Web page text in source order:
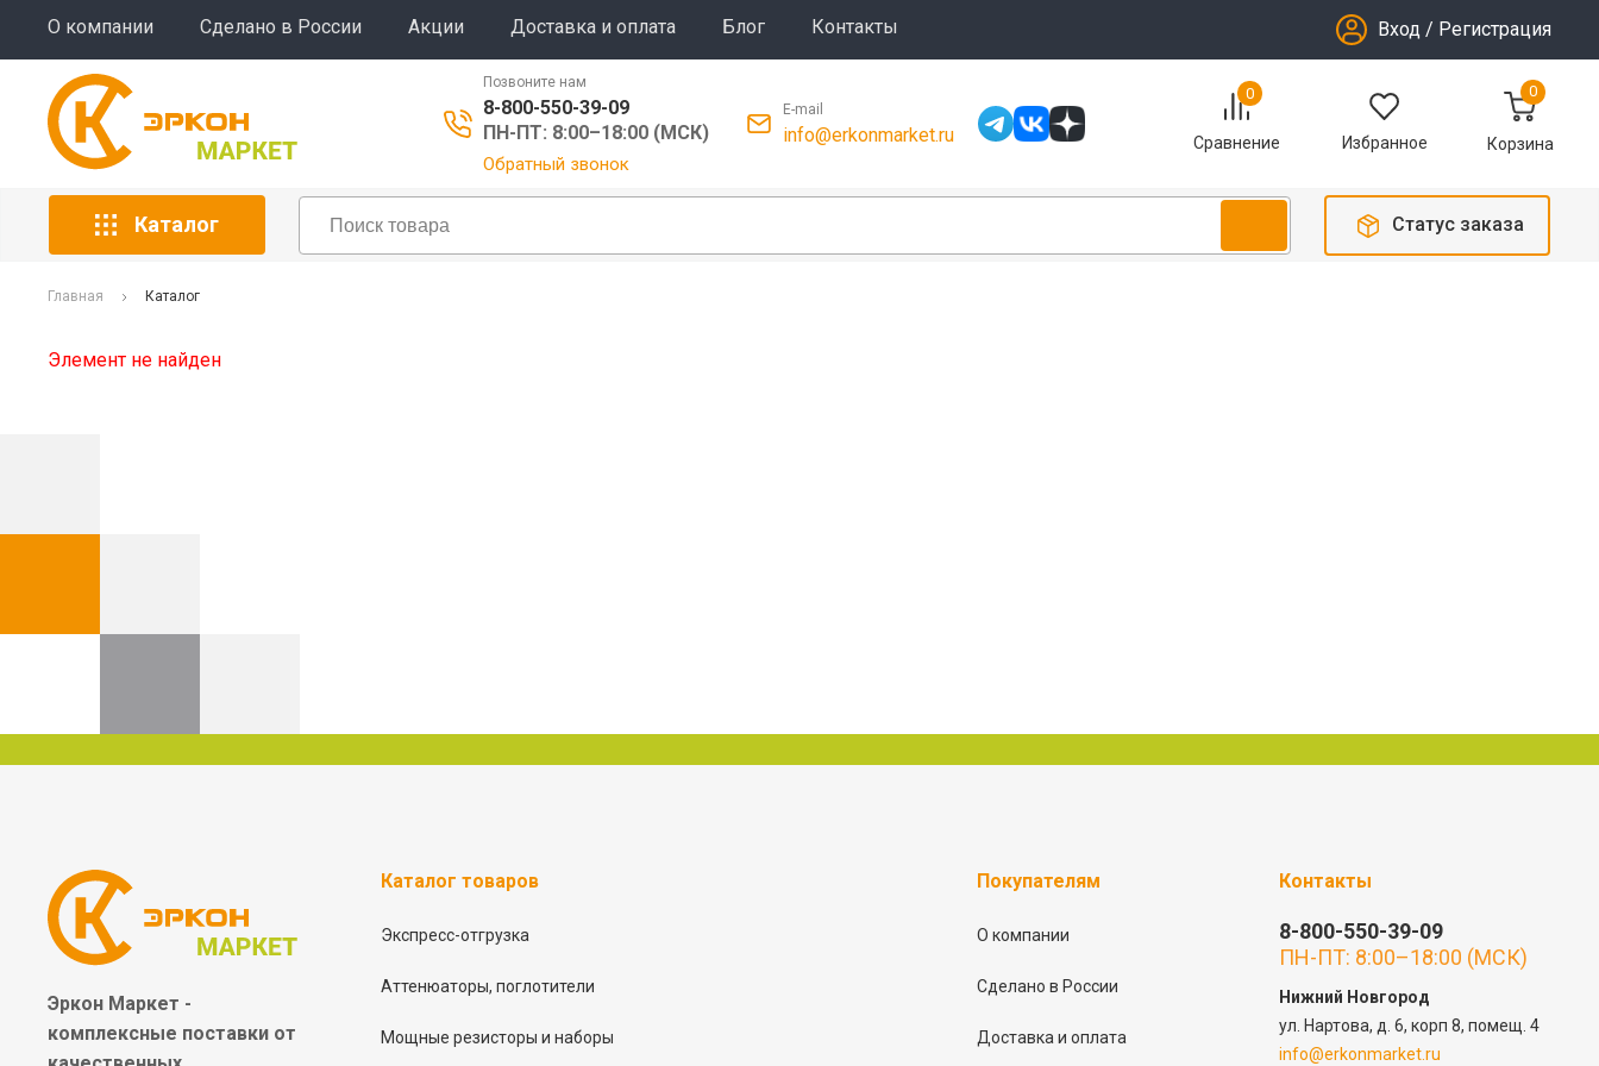
О компании Сделано в России Акции Доставка и оплата Блог Контакты Вход / Регистрация
Позвоните нам
8-800-550-39-09
ПН-ПТ: 8:00–18:00 (МСК)
Обратный звонок
E-mail
info@erkonmarket.ru
0
Сравнение Избранное
0
Корзина
Каталог Статус заказа
Главная Каталог
Элемент не найден
Эркон Маркет -
комплексные поставки от
Каталог товаров
Экспресс-отгрузка
Аттенюаторы, поглотители
Мощные резисторы и наборы
Покупателям
О компании
Сделано в России
Доставка и оплата
Контакты
8-800-550-39-09
ПН-ПТ: 8:00–18:00 (МСК)
Нижний Новгород
ул. Нартова, д. 6, корп 8, помещ. 4
info@erkonmarket.ru